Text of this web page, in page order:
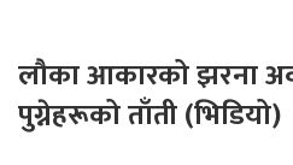
लौका आकारको झरना
पुग्नेहरूको ताँती (भिडियो)